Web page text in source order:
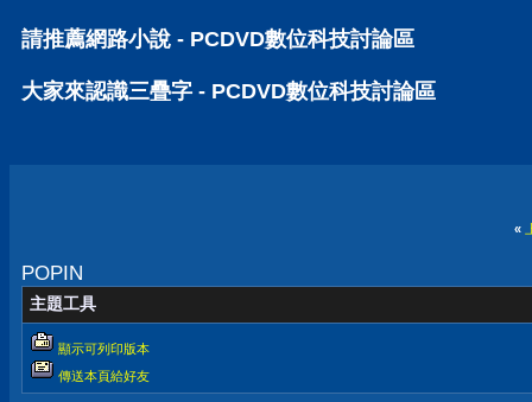
請推薦網路小說 - PCDVD數位科技討論區
大家來認識三疊字 - PCDVD數位科技討論區
«
POPIN
主題工具
顯示可列印版本
傳送本頁給好友